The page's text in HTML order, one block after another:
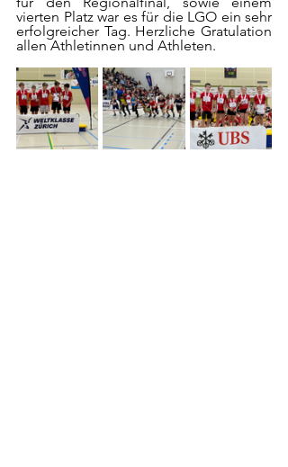
vierten Platz war es für die LGO ein sehr
erfolgreicher Tag. Herzliche Gratulation
allen Athletinnen und Athleten.